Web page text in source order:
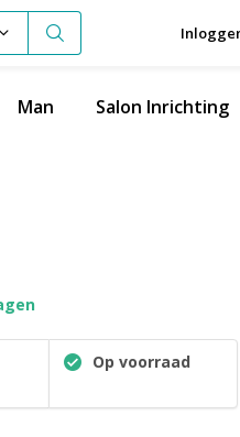
Man Salon Inrichting
Op voorraad